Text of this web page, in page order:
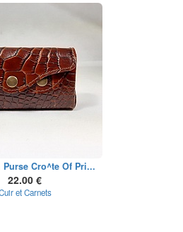
Purse Cro^te Of Pri...
22.00 €
et Carnets